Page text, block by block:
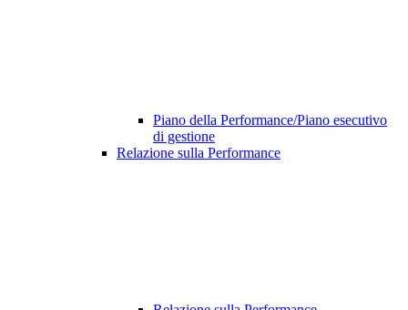
Piano della Performance/Piano esecutivo
di gestione
Relazione sulla Performance